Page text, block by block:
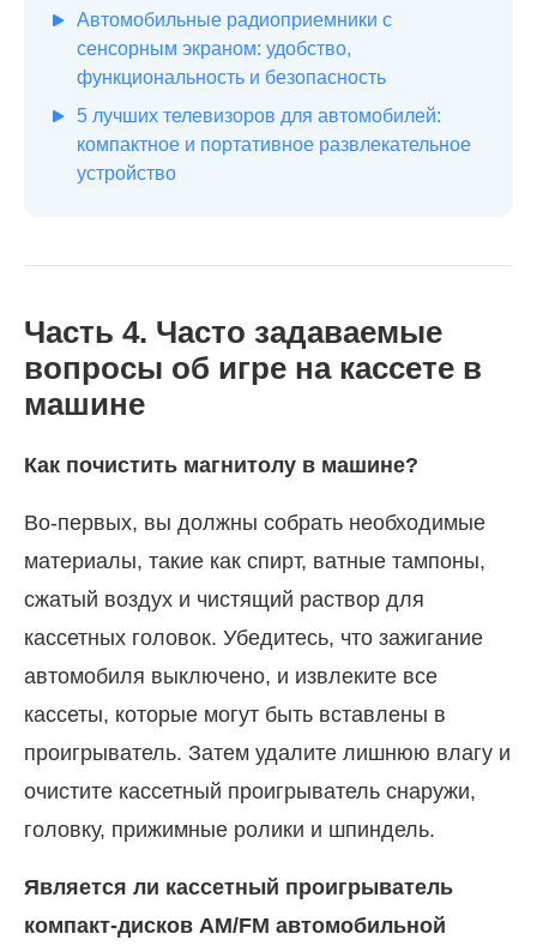
Автомобильные радиоприемники с
сенсорным экраном: удобство,
функциональность и безопасность
5 лучших телевизоров для автомобилей:
компактное и портативное развлекательное
устройство
Часть 4. Часто задаваемые
вопросы об игре на кассете в
машине
Как почистить магнитолу в машине?
Во-первых, вы должны собрать необходимые
материалы, такие как спирт, ватные тампоны,
сжатый воздух и чистящий раствор для
кассетных головок. Убедитесь, что зажигание
автомобиля выключено, и извлеките все
кассеты, которые могут быть вставлены в
проигрыватель. Затем удалите лишнюю влагу и
очистите кассетный проигрыватель снаружи,
головку, прижимные ролики и шпиндель.
Является ли кассетный проигрыватель
компакт-дисков AM/FM автомобильной